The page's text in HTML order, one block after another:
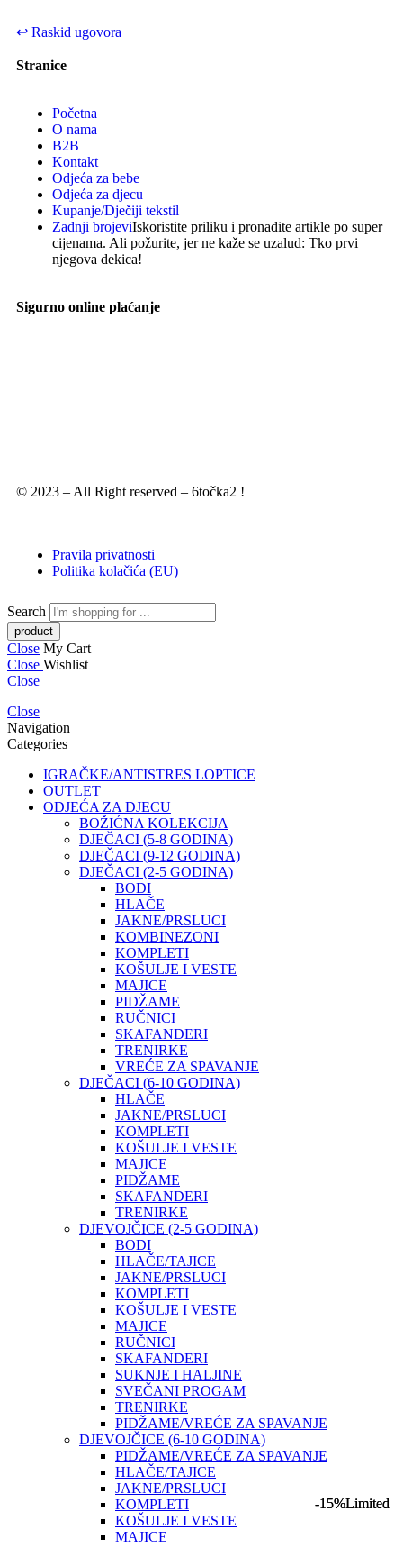
-15%Limited
-15%Limited
↩ Raskid ugovora
Stranice
Početna
O nama
B2B
Kontakt
Odjeća za bebe
Odjeća za djecu
Kupanje/Dječiji tekstil
Zadnji brojeviIskoristite priliku i pronađite artikle po super
cijenama. Ali požurite, jer ne kaže se uzalud: Tko prvi
njegova dekica!
Sigurno online plaćanje
© 2023 – All Right reserved – 6točka2 !
Pravila privatnosti
Politika kolačića (EU)
Search
Close My Cart
Close Wishlist
Close
Close
Navigation
Categories
IGRAČKE/ANTISTRES LOPTICE
OUTLET
ODJEĆA ZA DJECU
BOŽIĆNA KOLEKCIJA
DJEČACI (5-8 GODINA)
DJEČACI (9-12 GODINA)
DJEČACI (2-5 GODINA)
BODI
HLAČE
JAKNE/PRSLUCI
KOMBINEZONI
KOMPLETI
KOŠULJE I VESTE
MAJICE
PIDŽAME
RUČNICI
SKAFANDERI
TRENIRKE
VREĆE ZA SPAVANJE
DJEČACI (6-10 GODINA)
HLAČE
JAKNE/PRSLUCI
KOMPLETI
KOŠULJE I VESTE
MAJICE
PIDŽAME
SKAFANDERI
TRENIRKE
DJEVOJČICE (2-5 GODINA)
BODI
HLAČE/TAJICE
JAKNE/PRSLUCI
KOMPLETI
KOŠULJE I VESTE
MAJICE
RUČNICI
SKAFANDERI
SUKNJE I HALJINE
SVEČANI PROGAM
TRENIRKE
PIDŽAME/VREĆE ZA SPAVANJE
DJEVOJČICE (6-10 GODINA)
PIDŽAME/VREĆE ZA SPAVANJE
HLAČE/TAJICE
JAKNE/PRSLUCI
KOMPLETI
KOŠULJE I VESTE
MAJICE